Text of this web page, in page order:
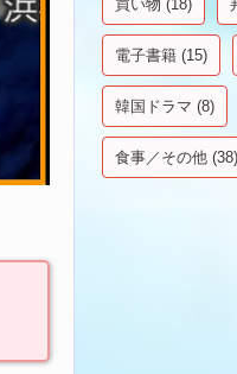
買い物 (18)
電子書籍(15)
韓国ドラマ (8)
食事／その他(38)